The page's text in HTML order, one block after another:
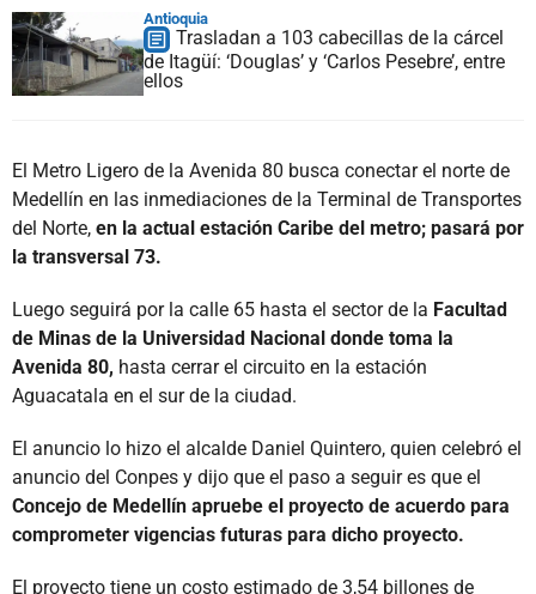
Antioquia
Trasladan a 103 cabecillas de la cárcel
de Itagüí: ‘Douglas’ y ‘Carlos Pesebre’, entre
ellos
El Metro Ligero de la Avenida 80 busca conectar el norte de
Medellín en las inmediaciones de la Terminal de Transportes
del Norte, en la actual estación Caribe del metro; pasará por
la transversal 73.
Luego seguirá por la calle 65 hasta el sector de la Facultad
de Minas de la Universidad Nacional donde toma la
Avenida 80, hasta cerrar el circuito en la estación
Aguacatala en el sur de la ciudad.
El anuncio lo hizo el alcalde Daniel Quintero, quien celebró el
anuncio del Conpes y dijo que el paso a seguir es que el
Concejo de Medellín apruebe el proyecto de acuerdo para
comprometer vigencias futuras para dicho proyecto.
El proyecto tiene un costo estimado de 3,54 billones de